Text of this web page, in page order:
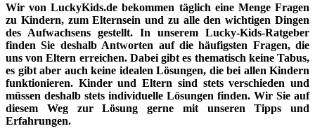
Wir von LuckyKids.de bekommen täglich eine Menge Fragen
zu Kindern, zum Elternsein und zu alle den wichtigen Dingen
des Aufwachsens gestellt. In unserem Lucky-Kids-Ratgeber
finden Sie deshalb Antworten auf die häufigsten Fragen, die
uns von Eltern erreichen. Dabei gibt es thematisch keine Tabus,
es gibt aber auch keine idealen Lösungen, die bei allen Kindern
funktionieren. Kinder und Eltern sind stets verschieden und
müssen deshalb stets individuelle Lösungen finden. Wir Sie auf
diesem Weg zur Lösung gerne mit unseren Tipps und
Erfahrungen.